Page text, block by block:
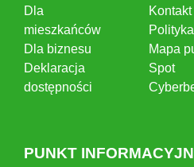
Dla
mieszkańców
Dla biznesu
Deklaracja
dostępności
Kontakt
Mapa
Spot
PUNKT